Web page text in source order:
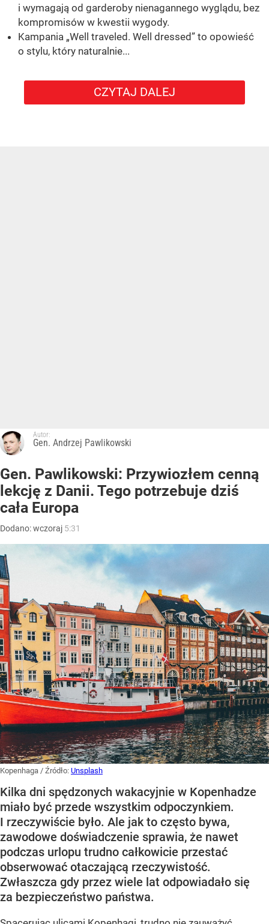
i wymagają od garderoby nienagannego wyglądu, bez
kompromisów w kwestii wygody.
Kampania „Well traveled. Well dressed” to opowieść
o stylu, który naturalnie...
CZYTAJ DALEJ
Autor:
Gen. Andrzej Pawlikowski
Gen. Pawlikowski: Przywiozłem cenną
lekcję z Danii. Tego potrzebuje dziś
cała Europa
Dodano:wczoraj 5:31
Kopenhaga / Źródło: Unsplash
Kilka dni spędzonych wakacyjnie w Kopenhadze
miało być przede wszystkim odpoczynkiem.
I rzeczywiście było. Ale jak to często bywa,
zawodowe doświadczenie sprawia, że nawet
podczas urlopu trudno całkowicie przestać
obserwować otaczającą rzeczywistość.
Zwłaszcza gdy przez wiele lat odpowiadało się
za bezpieczeństwo państwa.